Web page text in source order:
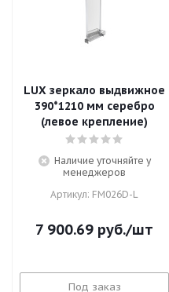
LUX зеркало выдвижное
390*1210 мм серебро
(левое крепление)
Наличие уточняйте у
менеджеров
Артикул: FM026D-L
7 900.69 руб./шт
Под заказ